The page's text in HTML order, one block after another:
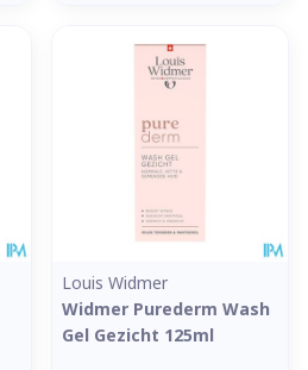
Louis Widmer
Widmer Purederm Wash
Gel Gezicht 125ml